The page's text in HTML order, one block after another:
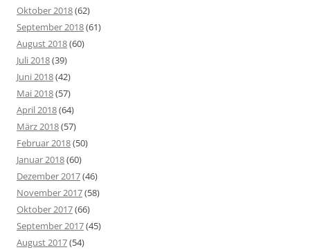
Oktober 2018(62)
September 2018(61)
August 2018(60)
Juli 2018(39)
Juni 2018(42)
Mai 2018(57)
April 2018(64)
März 2018(57)
Februar 2018(50)
Januar 2018(60)
Dezember 2017(46)
November 2017(58)
Oktober 2017(66)
September 2017(45)
August 2017(54)